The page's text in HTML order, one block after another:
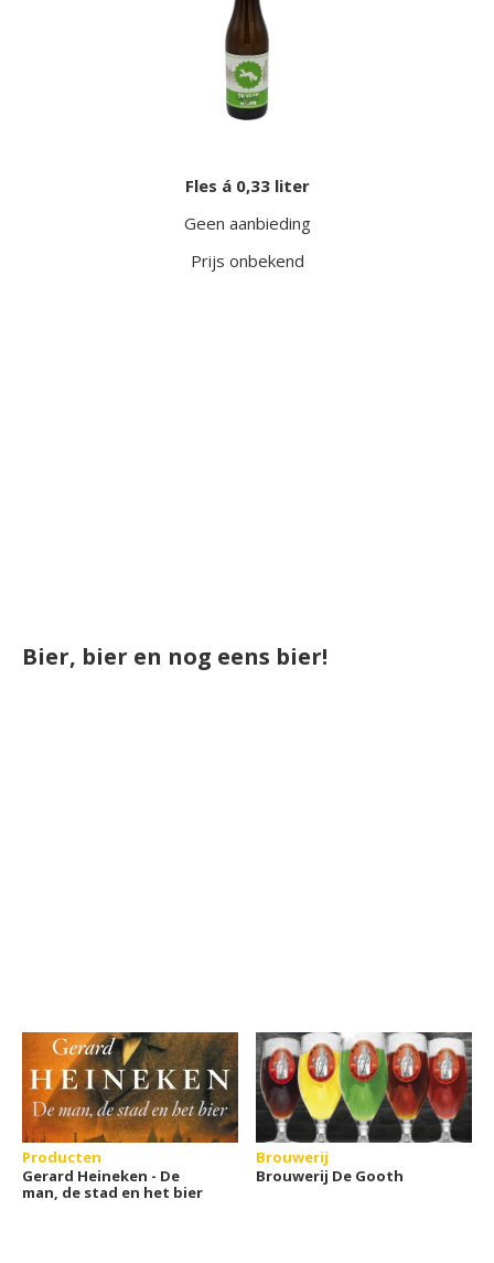
Fles á 0,33 liter
Geen aanbieding
Prijs onbekend
Bier, bier en nog eens bier!
Producten
Gerard Heineken - De
man, de stad en het bier
Brouwerij
Brouwerij De Gooth